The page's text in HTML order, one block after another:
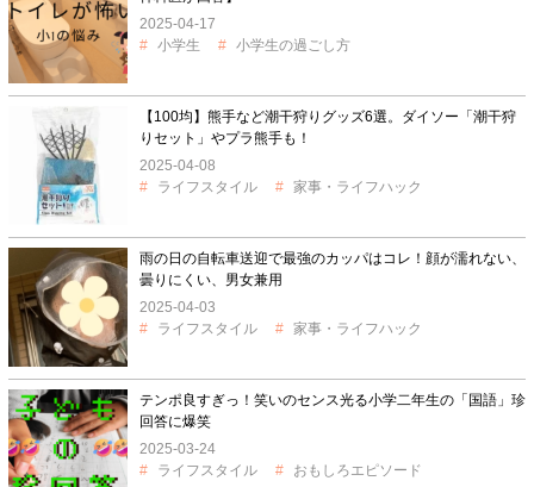
2025-04-17
小学生
小学生の過ごし方
【100均】熊手など潮干狩りグッズ6選。ダイソー「潮干狩
りセット」やプラ熊手も！
2025-04-08
ライフスタイル
家事・ライフハック
雨の日の自転車送迎で最強のカッパはコレ！顔が濡れない、
曇りにくい、男女兼用
2025-04-03
ライフスタイル
家事・ライフハック
テンポ良すぎっ！笑いのセンス光る小学二年生の「国語」珍
回答に爆笑
2025-03-24
ライフスタイル
おもしろエピソード